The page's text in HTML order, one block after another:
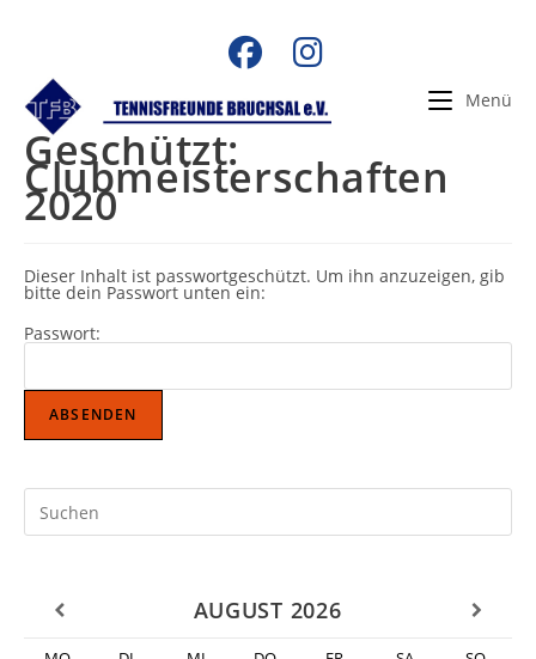
Menü
Geschützt:
Clubmeisterschaften
2020
Dieser Inhalt ist passwortgeschützt. Um ihn anzuzeigen, gib
bitte dein Passwort unten ein:
Passwort:
AUGUST 2026